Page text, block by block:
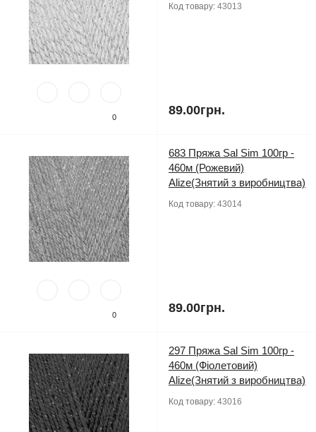
0
Код товару: 43013
89.00грн.
0
683 Пряжа Sal Sim 100гр -
460м (Рожевий)
Alize(Знятий з виробництва)
Код товару: 43014
89.00грн.
297 Пряжа Sal Sim 100гр -
460м (Фіолетовий)
Alize(Знятий з виробництва)
Код товару: 43016